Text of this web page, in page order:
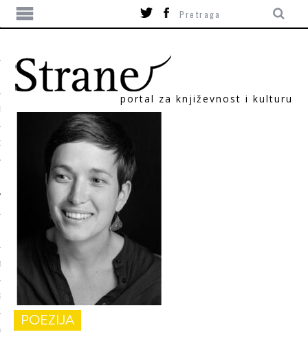
portal za književnost i kulturu
POEZIJA